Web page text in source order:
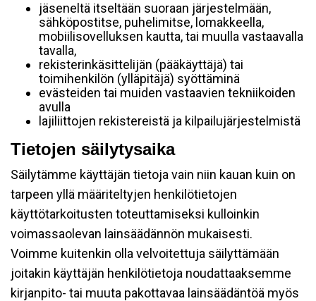
jäseneltä itseltään suoraan järjestelmään,
sähköpostitse, puhelimitse, lomakkeella,
mobiilisovelluksen kautta, tai muulla vastaavalla
tavalla,
rekisterinkäsittelijän (pääkäyttäjä) tai
toimihenkilön (ylläpitäjä) syöttäminä
evästeiden tai muiden vastaavien tekniikoiden
avulla
lajiliittojen rekistereistä ja kilpailujärjestelmistä
Tietojen säilytysaika
Säilytämme käyttäjän tietoja vain niin kauan kuin on
tarpeen yllä määriteltyjen henkilötietojen
käyttötarkoitusten toteuttamiseksi kulloinkin
voimassaolevan lainsäädännön mukaisesti.
Voimme kuitenkin olla velvoitettuja säilyttämään
joitakin käyttäjän henkilötietoja noudattaaksemme
kirjanpito- tai muuta pakottavaa lainsäädäntöä myös